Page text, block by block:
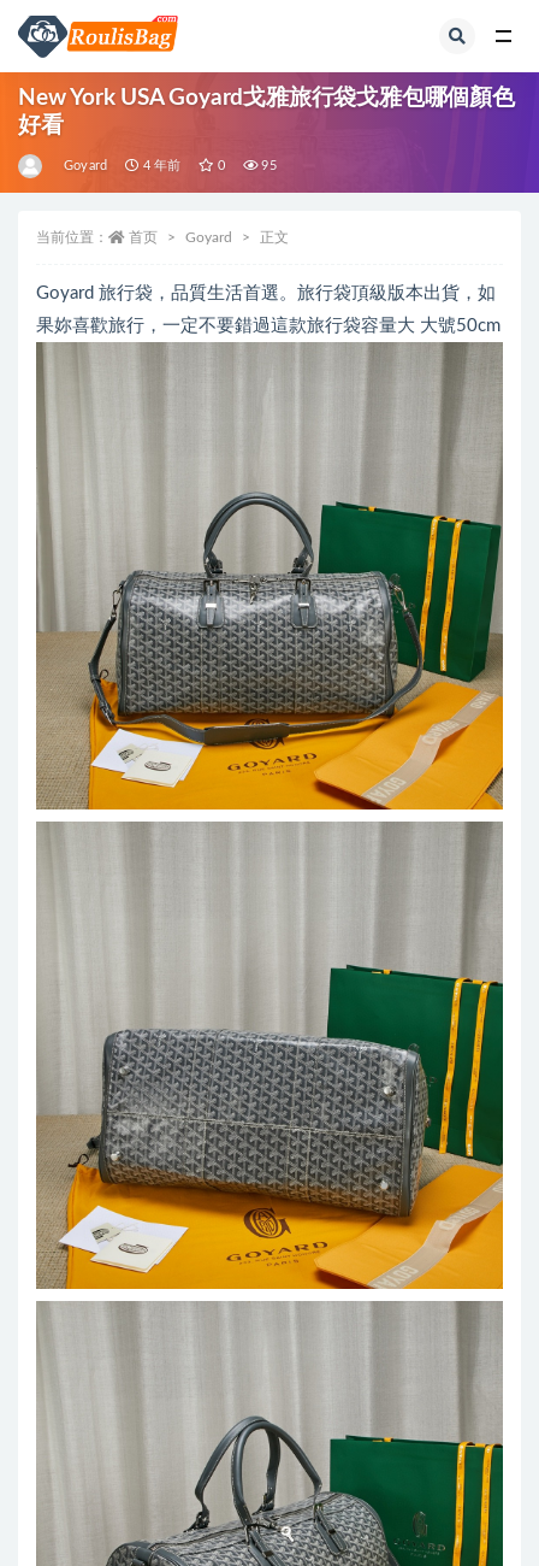
New York USA Goyard戈雅旅行袋戈雅包哪個顏色
好看
Goyard 4 年前 0 95
当前位置： 首页 Goyard 正文
Goyard 旅行袋，品質生活首選。旅行袋頂級版本出貨，如
果妳喜歡旅行，一定不要錯過這款旅行袋容量大 大號50cm